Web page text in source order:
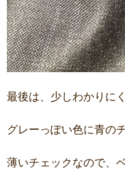
最後は、少しわかりに
グレーっぽい色に青の
薄いチェックなので、